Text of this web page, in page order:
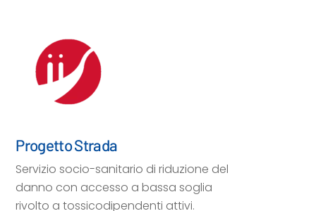
Progetto Strada
Servizio socio-sanitario di riduzione del
danno con accesso a bassa soglia
rivolto a tossicodipendenti attivi.